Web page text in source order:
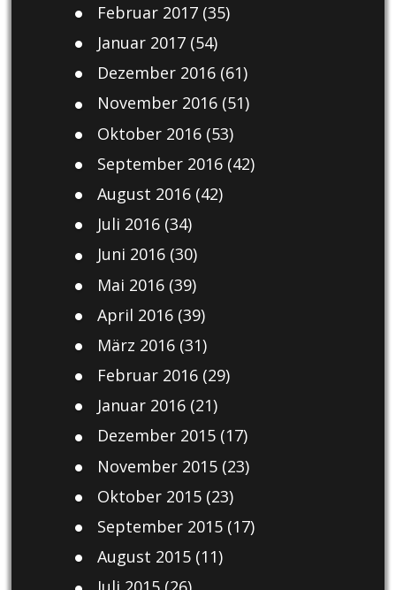
Februar 2017(35)
Januar 2017(54)
Dezember 2016(61)
November 2016(51)
Oktober 2016(53)
September 2016(42)
August 2016(42)
Juli 2016(34)
Juni 2016(30)
Mai 2016(39)
April 2016(39)
März 2016(31)
Februar 2016(29)
Januar 2016(21)
Dezember 2015(17)
November 2015(23)
Oktober 2015(23)
September 2015(17)
August 2015(11)